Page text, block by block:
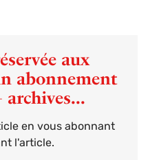
aux
abonnement
en vous abonnant
l'article.